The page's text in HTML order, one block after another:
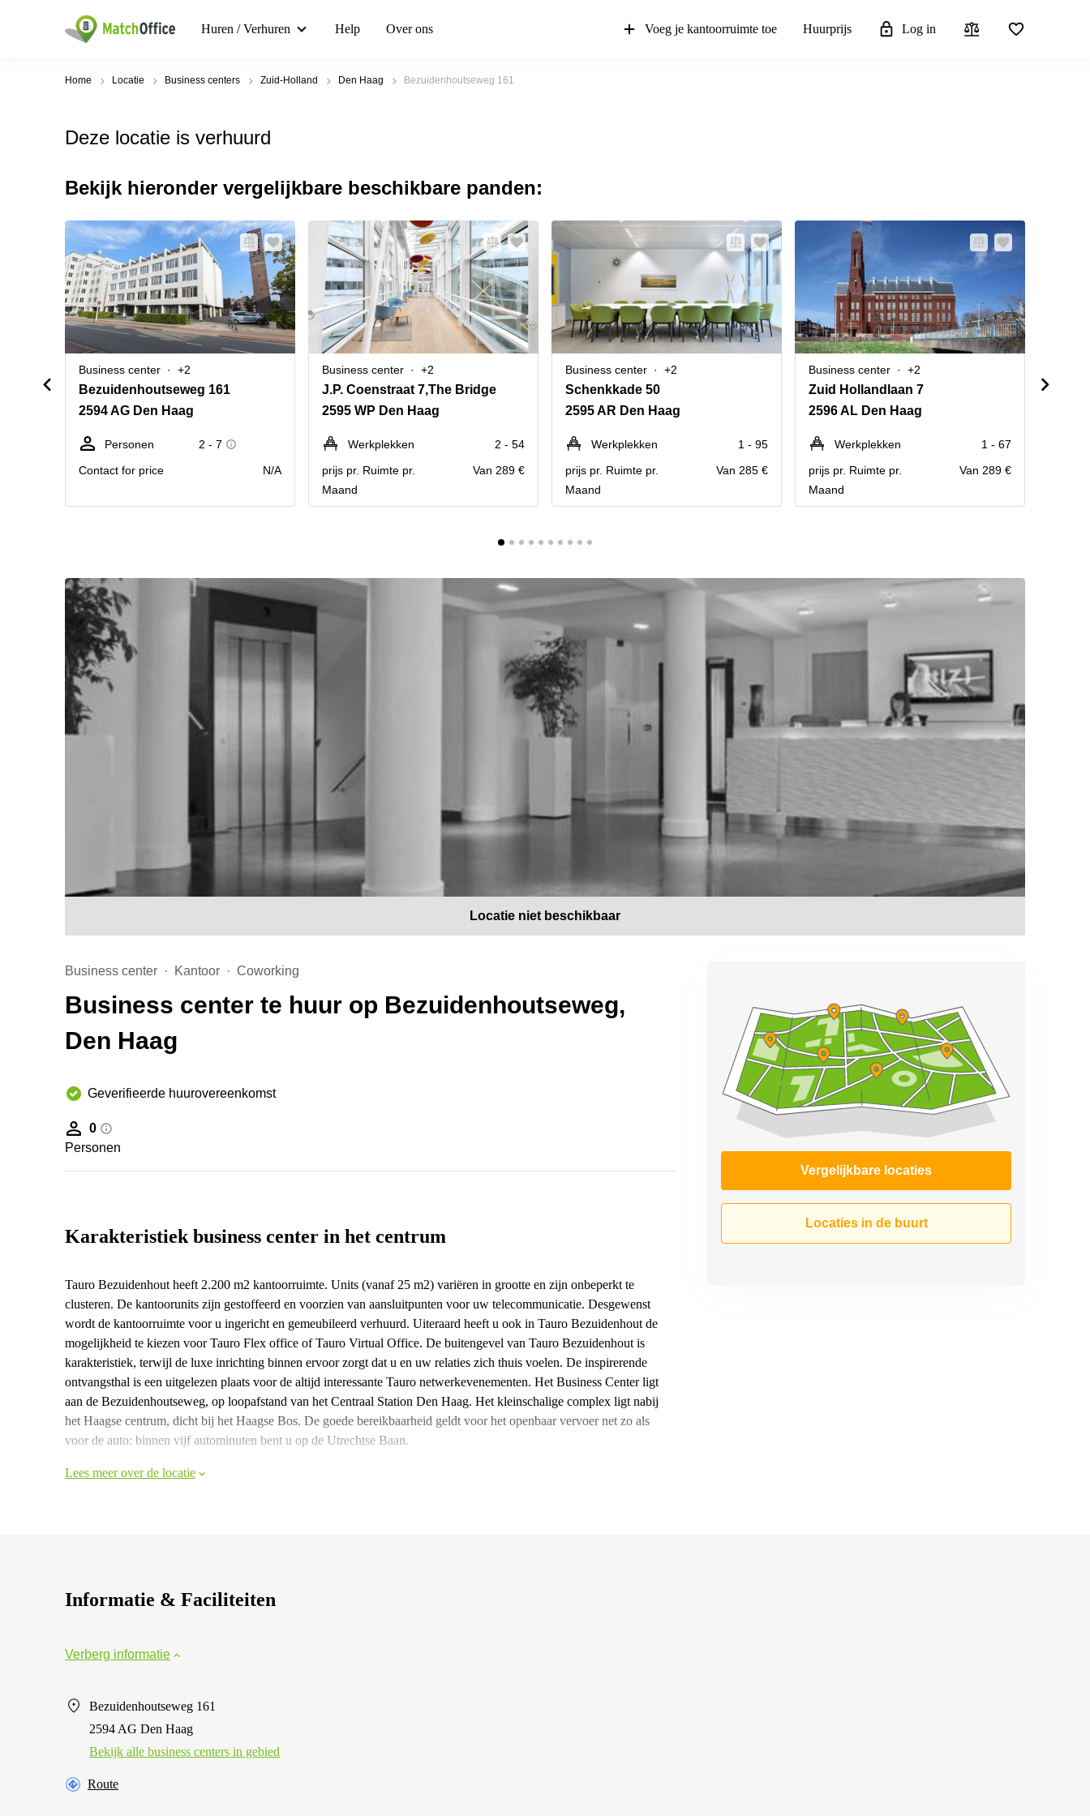
Huren / Verhuren Help Over ons Voeg je kantoorruimte toe Huurprijs Log in
Home Locatie Business centers Zuid-Holland Den Haag Bezuidenhoutseweg 161
Deze locatie is verhuurd
Bekijk hieronder vergelijkbare beschikbare panden:
Business center +2
Bezuidenhoutseweg 161
2594 AG Den Haag
Personen
2 - 7
Contact for price
N/A
Business center +2
J.P. Coenstraat 7,The Bridge
2595 WP Den Haag
Werkplekken
2 - 54
prijs pr. Ruimte pr.
Maand
Van 289 €
Business center +2
Schenkkade 50
2595 AR Den Haag
Werkplekken
1 - 95
prijs pr. Ruimte pr.
Maand
Van 285 €
Business center +2
Zuid Hollandlaan 7
2596 AL Den Haag
Werkplekken
1 - 67
prijs pr. Ruimte pr.
Maand
Van 289 €
Locatie niet beschikbaar
Business center Kantoor Coworking
Business center te huur op Bezuidenhoutseweg,
Den Haag
Geverifieerde huurovereenkomst
0
Personen
Vergelijkbare locaties
Locaties in de buurt
Karakteristiek business center in het centrum
Tauro Bezuidenhout heeft 2.200 m2 kantoorruimte. Units (vanaf 25 m2) variëren in grootte en zijn onbeperkt te
clusteren. De kantoorunits zijn gestoffeerd en voorzien van aansluitpunten voor uw telecommunicatie. Desgewenst
wordt de kantoorruimte voor u ingericht en gemeubileerd verhuurd. Uiteraard heeft u ook in Tauro Bezuidenhout de
mogelijkheid te kiezen voor Tauro Flex office of Tauro Virtual Office. De buitengevel van Tauro Bezuidenhout is
karakteristiek, terwijl de luxe inrichting binnen ervoor zorgt dat u en uw relaties zich thuis voelen. De inspirerende
ontvangsthal is een uitgelezen plaats voor de altijd interessante Tauro netwerkevenementen. Het Business Center ligt
aan de Bezuidenhoutseweg, op loopafstand van het Centraal Station Den Haag. Het kleinschalige complex ligt nabij
het Haagse centrum, dicht bij het Haagse Bos. De goede bereikbaarheid geldt voor het openbaar vervoer net zo als
voor de auto: binnen vijf autominuten bent u op de Utrechtse Baan.
Lees meer over de locatie
Informatie & Faciliteiten
Verberg informatie
Bezuidenhoutseweg 161
2594 AG Den Haag
Bekijk alle business centers in gebied
Route